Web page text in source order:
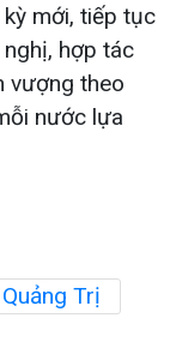
mới, tiếp tục
hợp tác
vượng theo
nước lựa
Trị